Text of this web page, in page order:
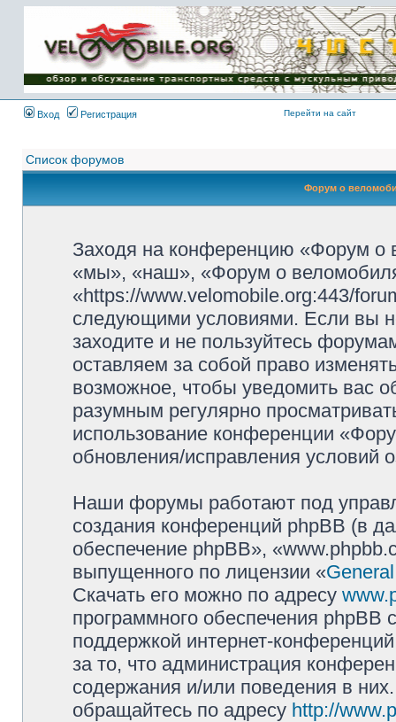
Имя пользователя:
Пароль:
{ LOG_ME_IN_SHORT
}
Вход
Регистрация Перейти на сайт
Список форумов
Форум о
Заходя на конференцию «Форум о
«мы», «наш», «Форум о
«https://www.velomobile.org:443/
следующими условиями. Если вы
заходите и не пользуйтесь
оставляем за собой право
возможное, чтобы уведомить вас
разумным регулярно
использование конференции
обновления/исправления условий
Наши форумы работают под
создания конференций phpBB (в
обеспечение phpBB»,
выпущенного по лицензии «
Скачать его можно по адресу
программного обеспечения phpBB
поддержкой интернет-
за то, что администрация
содержания и/или поведения в
обращайтесь по адресу http://